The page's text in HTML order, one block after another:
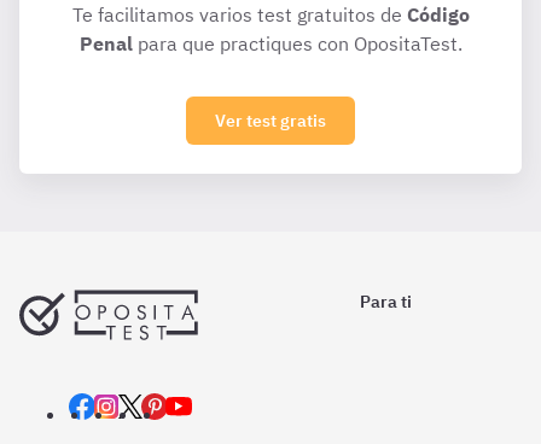
Te facilitamos varios test gratuitos de Código
Penalpara que practiques con OpositaTest.
Ver test gratis
Para ti